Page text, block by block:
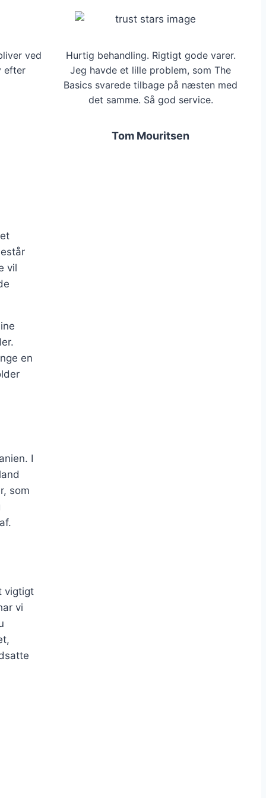
ved
efter
Hurtig behandling. Rigtigt gode varer.
Jeg havde et lille problem, som The
Basics svarede tilbage på næsten med
det samme. Så god service.
Tom Mouritsen
vil
en
I
som
vigtigt
vi